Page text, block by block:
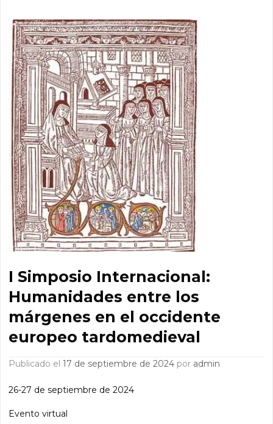
I Simposio Internacional:
Humanidades entre los
márgenes en el occidente
europeo tardomedieval
Publicado el17 de septiembre de 2024 por admin
26-27 de septiembre de 2024
Evento virtual